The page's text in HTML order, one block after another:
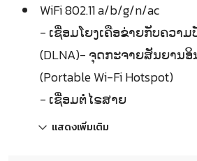
WiFi 802.11 a/b/g/n/ac
- ເຊື່ອມໂຍງເຄືອຂ່າຍກັບຄວາ
(DLNA)- ຈຸດກະຈາຍສັນຍານ
(Portable Wi-Fi Hotspot)
- ເຊື່ອມຕໍ່ໄຣສາຍ
แสดงเพิ่มเติม